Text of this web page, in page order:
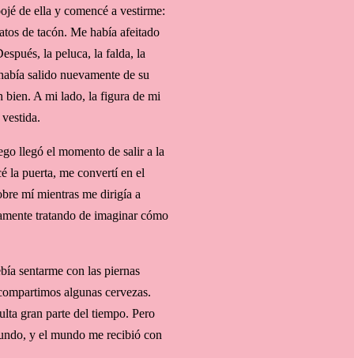
de ella y comencé a vestirme:
de tacón. Me había afeitado
la peluca, la falda, la
salido nuevamente de su
bien. A mi lado, la figura de mi
llegó el momento de salir a la
la puerta, me convertí en el
mí mientras me dirigía a
tratando de imaginar cómo
sentarme con las piernas
algunas cervezas.
gran parte del tiempo. Pero
y el mundo me recibió con